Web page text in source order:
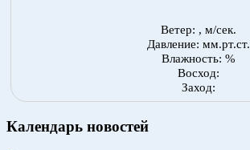
Ветер: , м/сек.
Давление: мм.рт.ст.
Влажность: %
Восход:
Заход:
Календарь новостей